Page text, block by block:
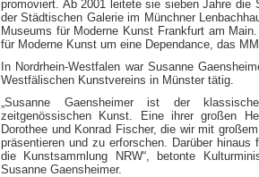
promoviert. Ab 2001 leitete sie sieben Jahre
der Städtischen Galerie im Münchner
Museums für Moderne Kunst Frankfurt am
für Moderne Kunst um eine Dependance, das
In Nordrhein-Westfalen war Susanne
Westfälischen Kunstvereins in Münster tätig.
„Susanne Gaensheimer ist der
zeitgenössischen Kunst. Eine ihrer großen
Dorothee und Konrad Fischer, die wir mit
präsentieren und zu erforschen. Darüber
die Kunstsammlung NRW“, betonte
Susanne Gaensheimer.